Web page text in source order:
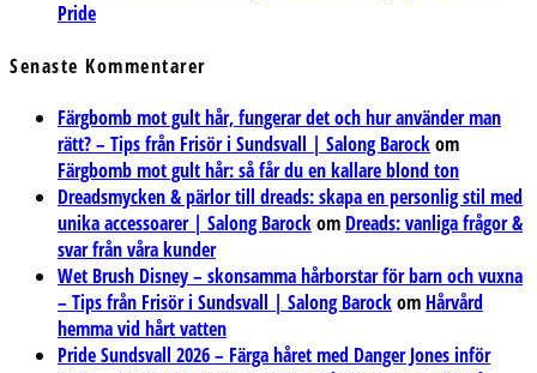
Pride
Senaste Kommentarer
Färgbomb mot gult hår, fungerar det och hur använder man
rätt? – Tips från Frisör i Sundsvall | Salong Barockom
Färgbomb mot gult hår: så får du en kallare blond ton
Dreadsmycken & pärlor till dreads: skapa en personlig stil med
unika accessoarer | Salong Barockom Dreads: vanliga frågor &
svar från våra kunder
Wet Brush Disney – skonsamma hårborstar för barn och vuxna
– Tips från Frisör i Sundsvall | Salong Barockom Hårvård
hemma vid hårt vatten
Pride Sundsvall 2026 – Färga håret med Danger Jones inför